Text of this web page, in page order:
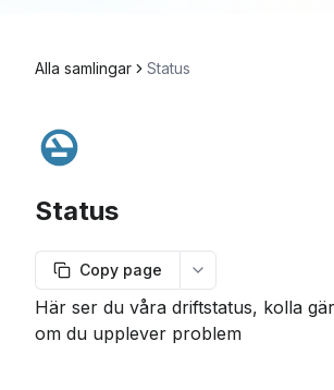
Alla samlingar Status
Status
Copy page More options
Här ser du våra driftstatus, kolla
om du upplever problem